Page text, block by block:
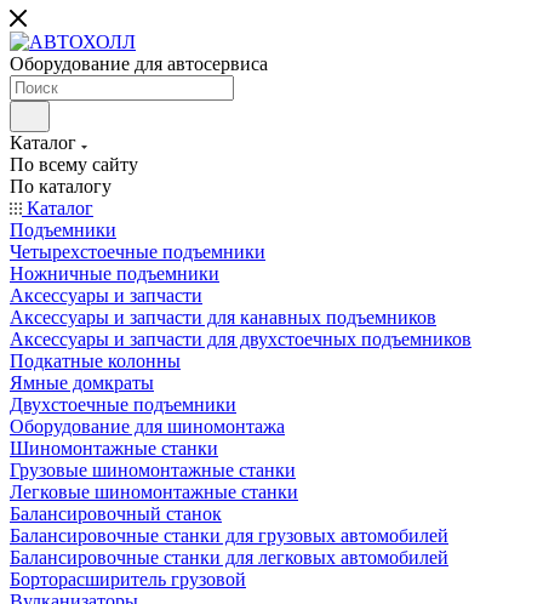
Оборудование для автосервиса
Каталог
По всему сайту
По каталогу
Каталог
Подъемники
Четырехстоечные подъемники
Ножничные подъемники
Аксессуары и запчасти
Аксессуары и запчасти для канавных подъемников
Аксессуары и запчасти для двухстоечных подъемников
Подкатные колонны
Ямные домкраты
Двухстоечные подъемники
Оборудование для шиномонтажа
Шиномонтажные станки
Грузовые шиномонтажные станки
Легковые шиномонтажные станки
Балансировочный станок
Балансировочные станки для грузовых автомобилей
Балансировочные станки для легковых автомобилей
Борторасширитель грузовой